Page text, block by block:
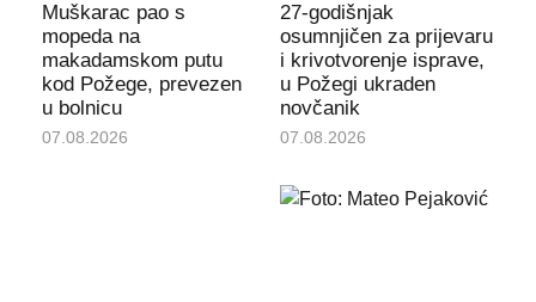
Muškarac pao s
mopeda na
makadamskom putu
kod Požege, prevezen
u bolnicu
07.08.2026
27-godišnjak
osumnjičen za prijevaru
i krivotvorenje isprave,
u Požegi ukraden
novčanik
07.08.2026